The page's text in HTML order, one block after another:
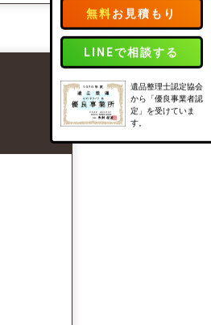
無料お見積もり
LINEで相談する
遺品整理士認定協会
から「優良事業者認
定」を受けていま
す。